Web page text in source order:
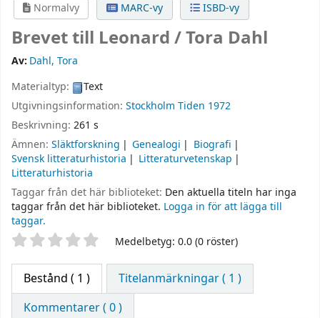
Normalvy MARC-vy ISBD-vy
Brevet till Leonard /Tora Dahl
Av: Dahl, Tora
Materialtyp:
Text
Utgivningsinformation: Stockholm Tiden 1972
Beskrivning: 261 s
Ämnen: Släktforskning Genealogi
Biografi
Svensk litteraturhistoria
Litteraturvetenskap
Litteraturhistoria
Taggar från det här biblioteket: Den aktuella titeln har inga
taggar från det här biblioteket. Logga in för att lägga till
taggar.
Betyg Medelbetyg: 0.0 (0 röster)
Bestånd ( 1 )
Titelanmärkningar ( 1 )
Kommentarer ( 0 )